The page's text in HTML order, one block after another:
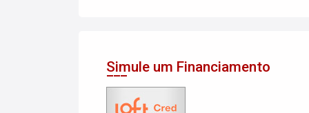
Simule um Financiamento